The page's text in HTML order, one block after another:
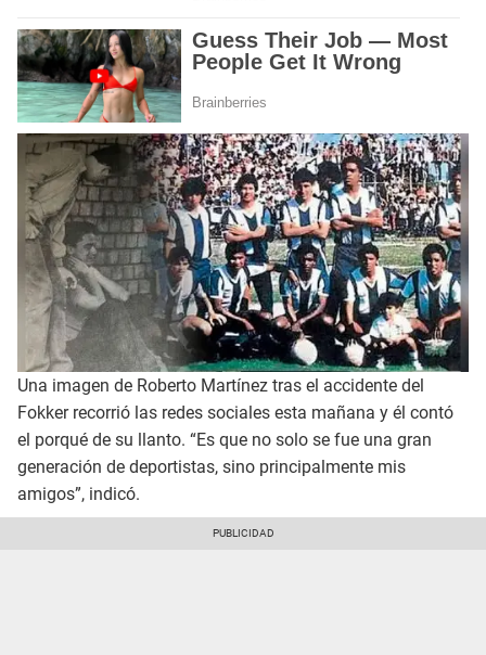
Una imagen de Roberto Martínez tras el accidente del
Fokker recorrió las redes sociales esta mañana y él contó
el porqué de su llanto. “Es que no solo se fue una gran
generación de deportistas, sino principalmente mis
amigos”, indicó.